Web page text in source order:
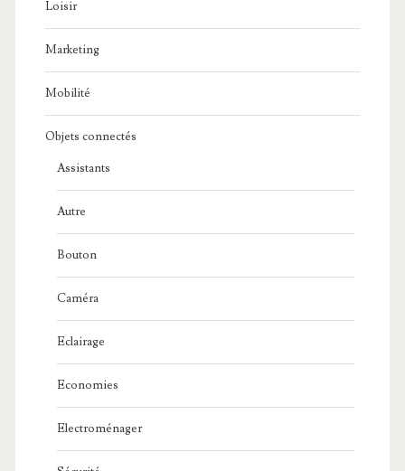
Loisir
Marketing
Mobilité
Objets connectés
Assistants
Autre
Bouton
Caméra
Eclairage
Economies
Electroménager